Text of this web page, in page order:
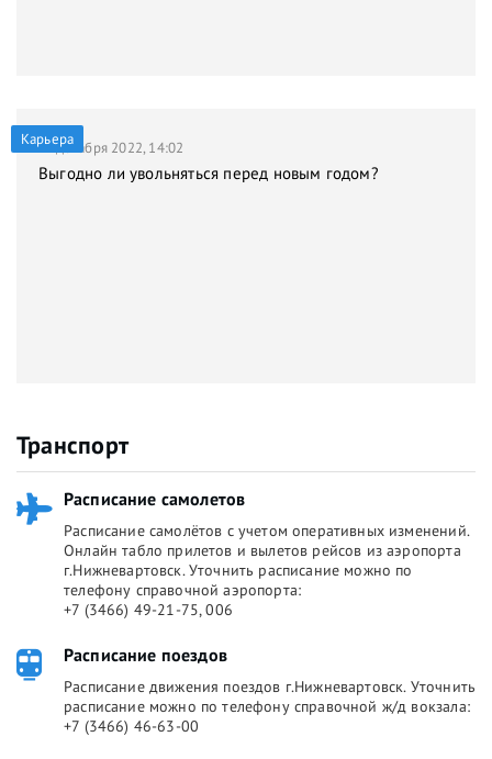
Карьера
21 декабря 2022, 14:02
Выгодно ли увольняться перед новым годом?
Транспорт
Расписание самолетов
Расписание самолётов с учетом оперативных изменений.
Онлайн табло прилетов и вылетов рейсов из аэропорта
г.Нижневартовск. Уточнить расписание можно по
телефону справочной аэропорта:
+7 (3466) 49-21-75, 006
Расписание поездов
Расписание движения поездов г.Нижневартовск. Уточнить
расписание можно по телефону справочной ж/д вокзала:
+7 (3466) 46-63-00